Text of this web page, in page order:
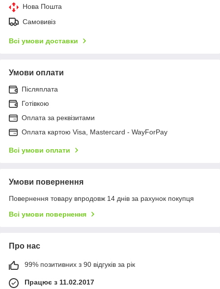
Нова Пошта
Самовивіз
Всі умови доставки
Умови оплати
Післяплата
Готівкою
Оплата за реквізитами
Оплата картою Visa, Mastercard - WayForPay
Всі умови оплати
Умови повернення
Повернення товару впродовж 14 днів за рахунок покупця
Всі умови повернення
Про нас
99% позитивних з 90 відгуків за рік
Працює з 11.02.2017